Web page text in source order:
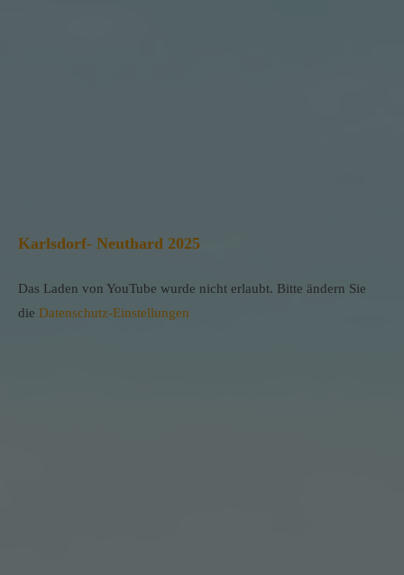
Karlsdorf- Neuthard 2025
Das Laden von YouTube wurde nicht erlaubt. Bitte ändern Sie
die Datenschutz-Einstellungen